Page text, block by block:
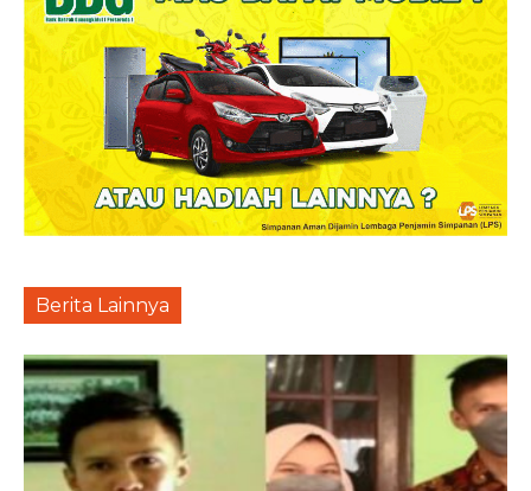
Berita Lainnya